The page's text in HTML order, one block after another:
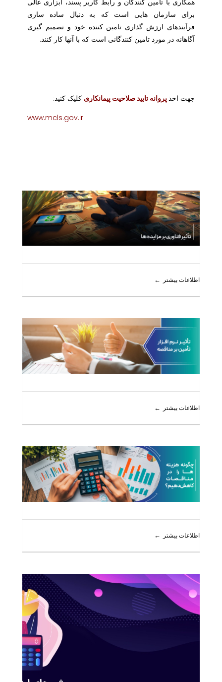
برای سازمان هایی است که به دنبال ساده سازی
فرآیندهای ارزش گذاری تامین کننده خود و تصمیم گیری
آگاهانه در مورد تامین کنندگانی است که با آنها کار کنند.
جهت اخذپروانه تایید صلاحیت پیمانکاری کلیک کنید:
www.mcls.gov.ir
اطلاعات بیشتر
اطلاعات بیشتر
اطلاعات بیشتر